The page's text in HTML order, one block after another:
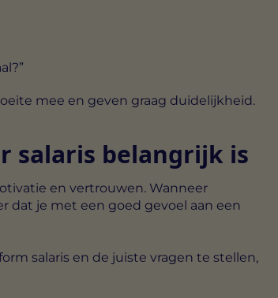
mee en geven graag duidelijkheid.
salaris belangrijk is
en vertrouwen. Wanneer
dat je met een goed gevoel aan een
salarisen de juiste vragen te stellen,